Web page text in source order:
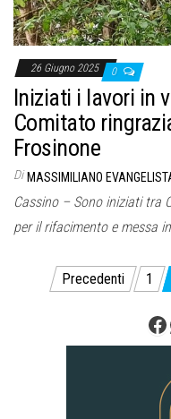
26 Giugno 2025 0
Iniziati i lavori in
Comitato
Frosinone
Di MASSIMILIANO
Cassino – Sono iniziati tra
per il rifacimento e messa
Paginazione
articoli
Precedenti 1